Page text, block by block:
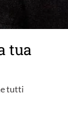
tua
tutti